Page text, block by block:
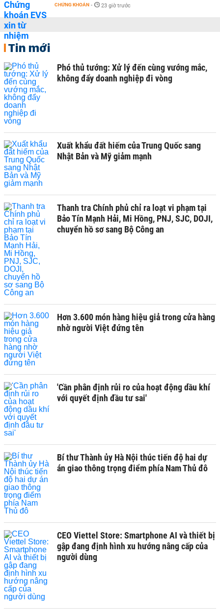
CHỨNG KHOÁN - 23 giờ trước
Tin mới
Phó thủ tướng: Xử lý đến cùng vướng mắc,
không đẩy doanh nghiệp đi vòng
Xuất khẩu đất hiếm của Trung Quốc sang
Nhật Bản và Mỹ giảm mạnh
Thanh tra Chính phủ chỉ ra loạt vi phạm tại
Bảo Tín Mạnh Hải, Mi Hồng, PNJ, SJC, DOJI,
chuyển hồ sơ sang Bộ Công an
Hơn 3.600 món hàng hiệu giả trong cửa hàng
nhờ người Việt đứng tên
'Cần phân định rủi ro của hoạt động dầu khí
với quyết định đầu tư sai'
Bí thư Thành ủy Hà Nội thúc tiến độ hai dự
án giao thông trọng điểm phía Nam Thủ đô
CEO Viettel Store: Smartphone AI và thiết bị
gập đang định hình xu hướng nâng cấp của
người dùng